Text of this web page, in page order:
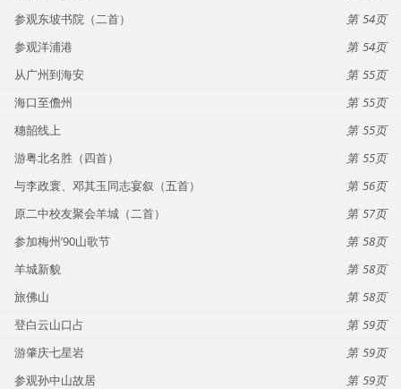
参观东坡书院（二首）
54
参观洋浦港
54
从广州到海安
55
海口至儋州
55
穗韶线上
55
游粤北名胜（四首）
55
与李政寰、邓其玉同志宴叙（五首）
56
原二中校友聚会羊城（二首）
57
参加梅州’90山歌节
58
羊城新貌
58
旅佛山
58
登白云山口占
59
游肇庆七星岩
59
参观孙中山故居
59